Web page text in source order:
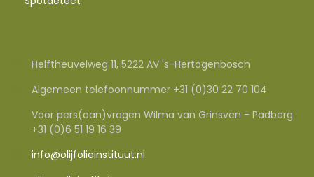
Helftheuvelweg 11, 5222 AV 's-Hertogenbosch
Algemeen telefoonnummer +31 (0)30 22 70 104
Voor pers(aan)vragen Wilma van Grinsven - Padberg
+31 (0)6 51 19 16 39
info@olijfolieinstituut.nl